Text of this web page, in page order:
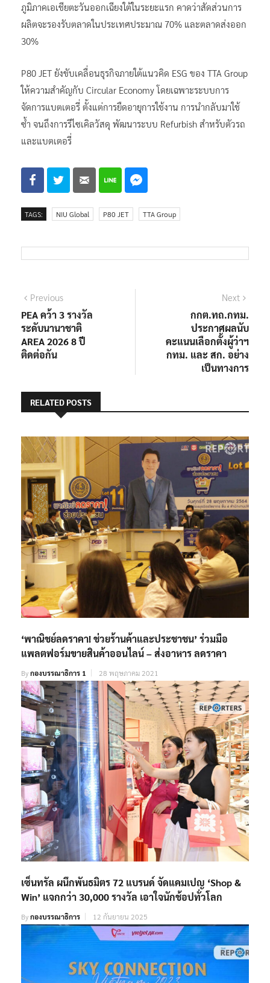
ภูมิภาคเอเชียตะวันออกเฉียงใต้ในระยะแรก คาดว่าสัดส่วนการ
ผลิตจะรองรับตลาดในประเทศประมาณ 70% และตลาดส่งออก
30%
P80 JET ยังขับเคลื่อนธุรกิจภายใต้แนวคิด ESG ของ TTA Group
ให้ความสำคัญกับ Circular Economy โดยเฉพาะระบบการ
จัดการแบตเตอรี่ ตั้งแต่การยืดอายุการใช้งาน การนำกลับมาใช้
ซ้ำ จนถึงการรีไซเคิลวัสดุ พัฒนาระบบ Refurbish สำหรับตัวรถ
และแบตเตอรี่
TAGS: NIU Global P80 JET TTA Group
แนะแนว
เรื่อง
PreviousPrevious
post:
PEA คว้า 3 รางวัล
ระดับนานาชาติ
AREA 2026 8 ปี
ติดต่อกัน
Next
กกต.ทถ.กทม.
ประกาศผลนับ
คะแนนเลือกตั้งผู้ว่าฯ
กทม. และ สก. อย่าง
เป็นทางการ
RELATED POSTS
‘พาณิชย์ลดราคา! ช่วยร้านค้าและประชาชน’ ร่วมมือ
แพลตฟอร์มขายสินค้าออนไลน์ – ส่งอาหาร ลดราคา
Byกองบรรณาธิการ 1 28 พฤษภาคม 2021
เซ็นทรัล ผนึกพันธมิตร 72 แบรนด์ จัดแคมเปญ ‘Shop &
Win’ แจกกว่า 30,000 รางวัล เอาใจนักช้อปทั่วโลก
Byกองบรรณาธิการ 12 กันยายน 2025